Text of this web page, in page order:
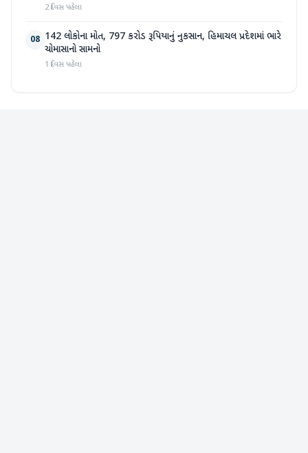
2 દિવસ પહેલા
08 142 લોકોના મોત, 797 કરોડ રૂપિયાનું નુકસાન, હિમાચલ પ્રદેશમાં ભારે
ચોમાસાનો સામનો
1 દિવસ પહેલા